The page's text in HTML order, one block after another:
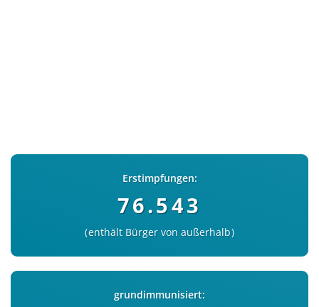
Erstimpfungen:
76.543
enthält Bürger von außerhalb
grundimmunisiert: